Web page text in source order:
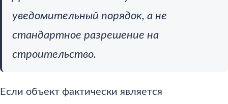
уведомительный порядок, а не
стандартное разрешение на
строительство.
Если объект фактически является